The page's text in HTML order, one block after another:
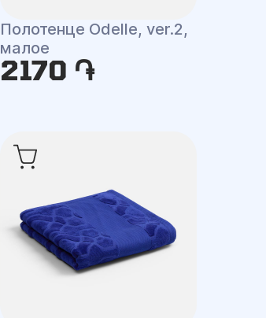
Полотенце Odelle, ver.2,
малое
2170 ֏